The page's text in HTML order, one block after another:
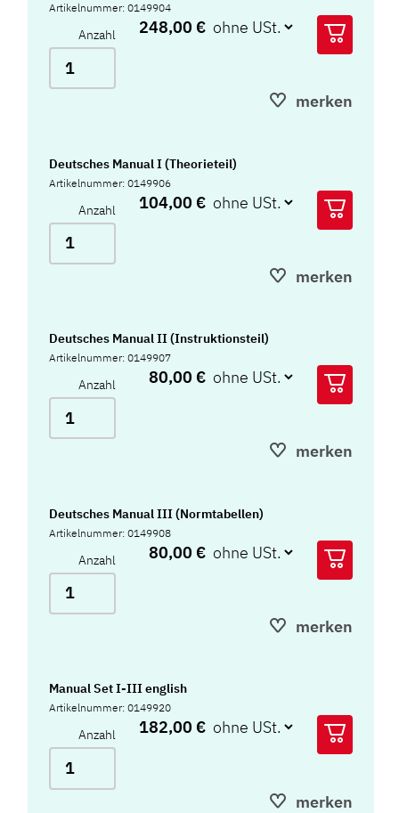
Artikelnummer: 0149904
Anzahl 248,00 €
merken
Deutsches Manual I (Theorieteil)
Artikelnummer: 0149906
Anzahl 104,00 €
merken
Deutsches Manual II (Instruktionsteil)
Artikelnummer: 0149907
Anzahl 80,00 €
merken
Deutsches Manual III (Normtabellen)
Artikelnummer: 0149908
Anzahl 80,00 €
merken
Manual Set I-III english
Artikelnummer: 0149920
Anzahl 182,00 €
merken